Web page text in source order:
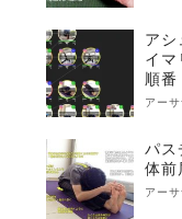
アシ
イマ
順番
アー
パス
体前
アー